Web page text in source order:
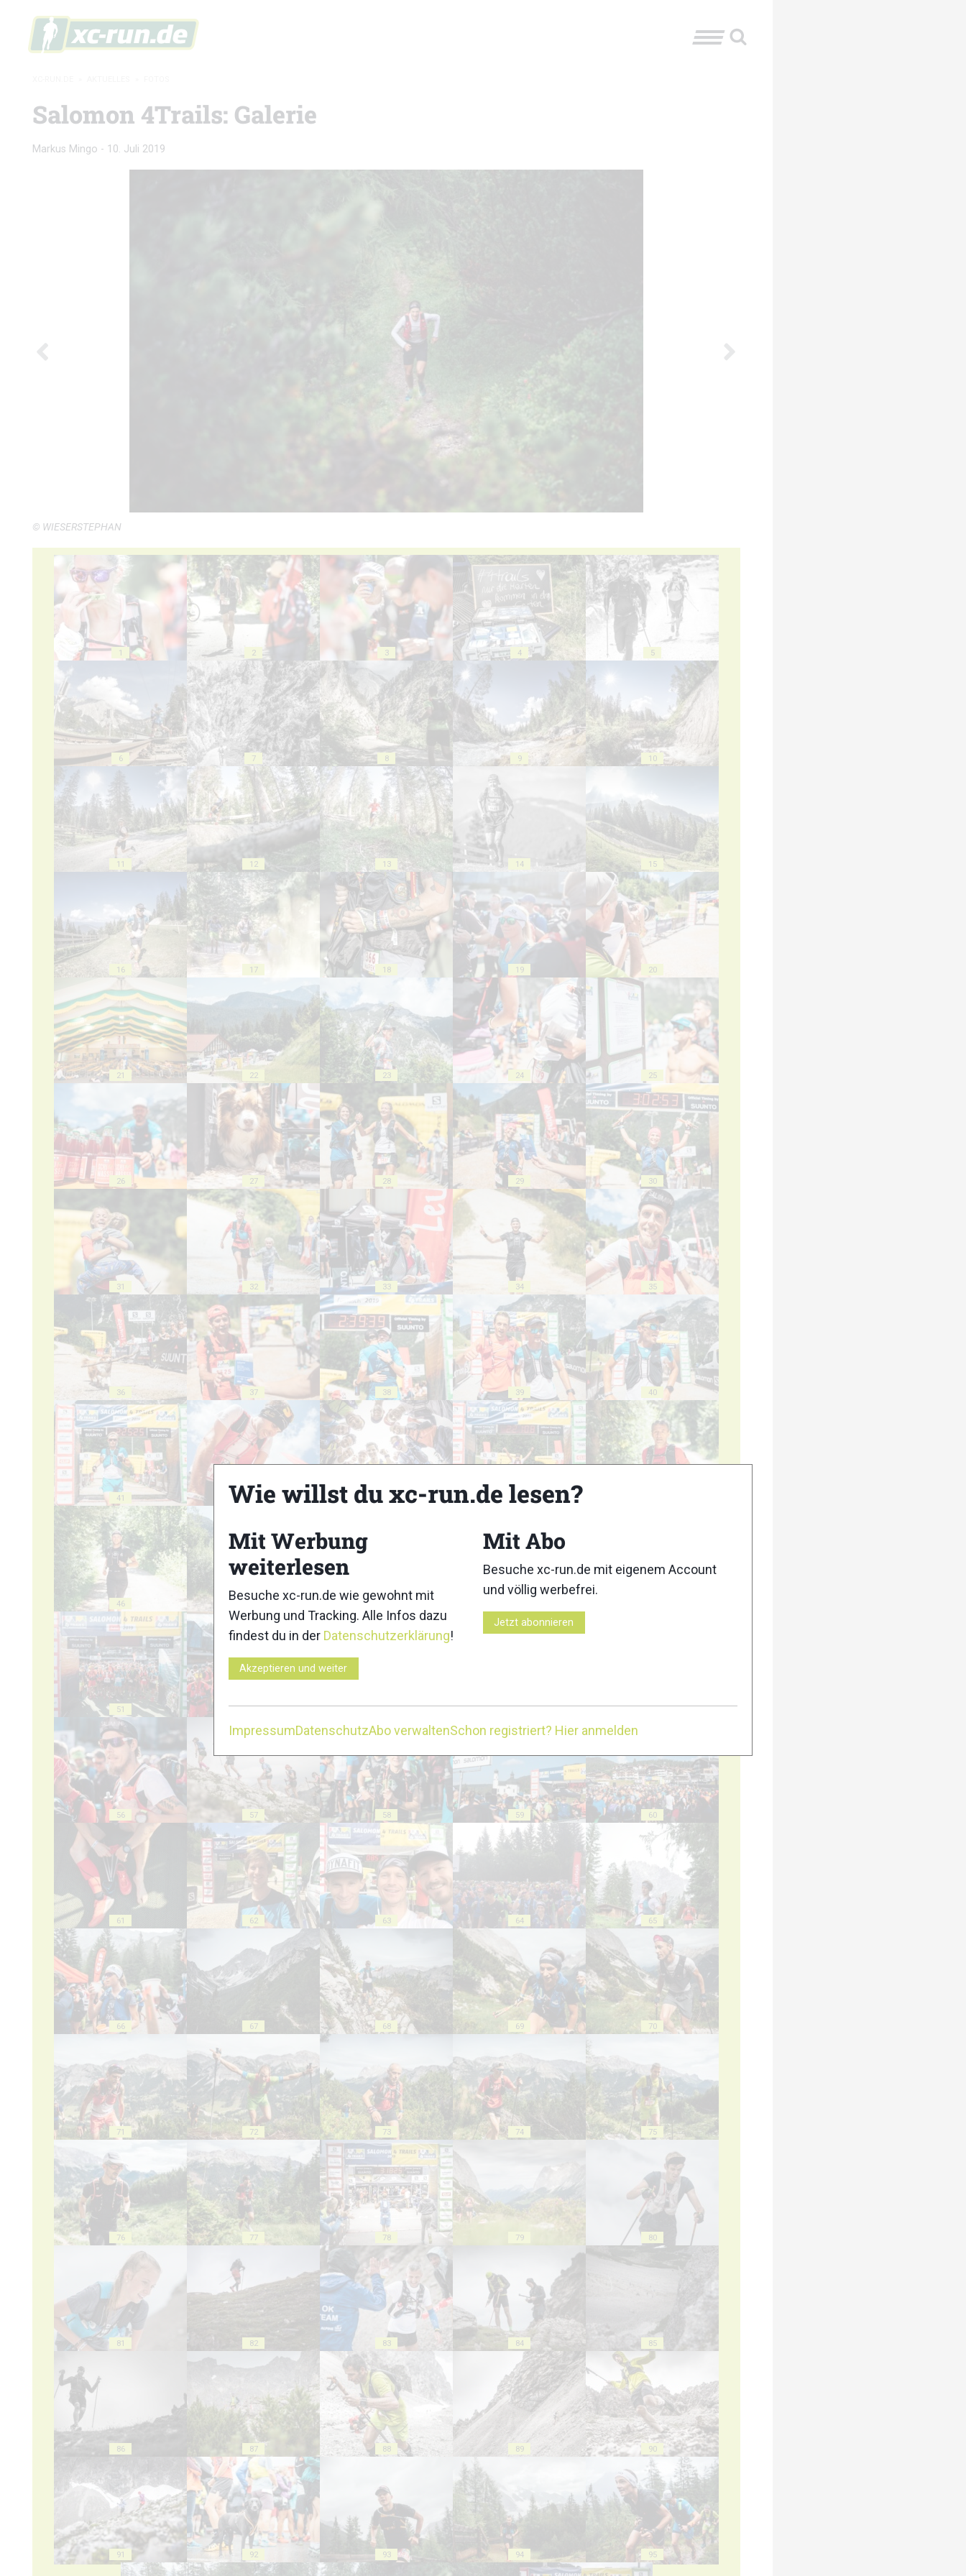
Salomon 4Trails: Galerie
Markus Mingo - 10. Juli 2019
© WIESERSTEPHAN
1 2 3 4 5
6 7 8 9 10
11 12 13 14 15
16 17 18 19 20
21 22 23 24 25
26 27 28 29 30
31 32 33 34 35
36 37 38 39 40
41 42 43 44
46
51 52 53 54 55
56 57 58 59 60
61 62 63 64 65
66 67 68 69 70
71 72 73 74 75
76 77 78 79 80
81 82 83 84 85
86 87 88 89 90
91 92 93 94 95
Wie willst du xc-run.de lesen?
Mit Werbung
weiterlesen
Besuche xc-run.de wie gewohnt mit
Werbung und Tracking. Alle Infos dazu
findest du in der Datenschutzerklärung!
Akzeptieren und weiter
Mit Abo
Besuche xc-run.de mit eigenem Account
und völlig werbefrei.
Jetzt abonnieren
ImpressumDatenschutzAbo verwaltenSchon registriert? Hier anmelden